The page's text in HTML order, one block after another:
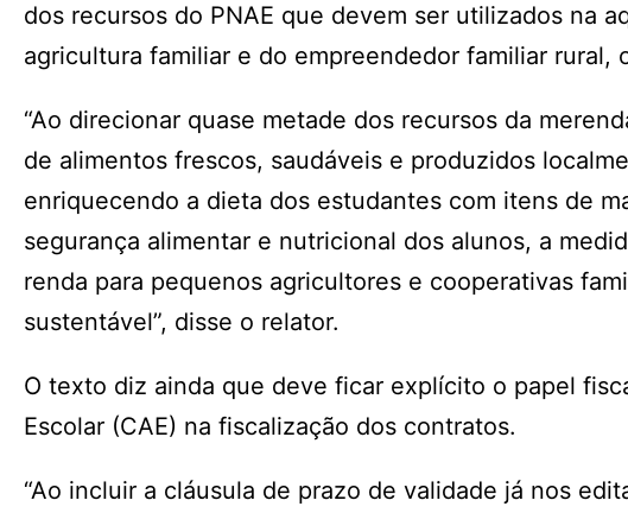
dos recursos do PNAE que devem ser utilizados na
agricultura familiar e do empreendedor familiar rural,
“Ao direcionar quase metade dos recursos da
de alimentos frescos, saudáveis e produzidos
enriquecendo a dieta dos estudantes com itens de
segurança alimentar e nutricional dos alunos, a
renda para pequenos agricultores e cooperativas
sustentável”, disse o relator.
O texto diz ainda que deve ficar explícito o papel
Escolar (CAE) na fiscalização dos contratos.
“Ao incluir a cláusula de prazo de validade já nos